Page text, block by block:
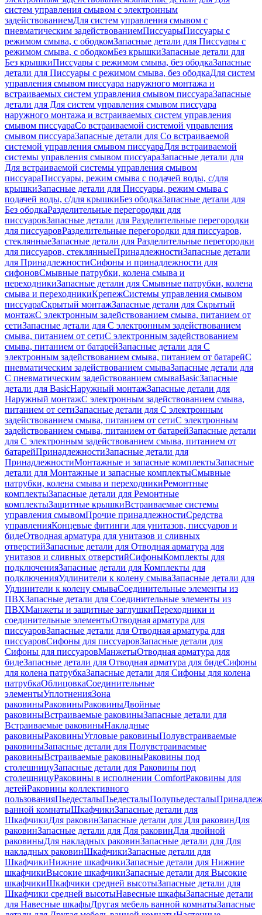
систем управления смывом с электронным
задействованиемДля систем управления смывом с
пневматическим задействованиемПиссуарыПиссуары с
режимом смыва, с ободкомЗапасные детали для Писсуары с
режимом смыва, с ободкомБез крышкиЗапасные детали для
Без крышкиПиссуары с режимом смыва, без ободкаЗапасные
детали для Писсуары с режимом смыва, без ободкаДля систем
управления смывом писсуара наружного монтажа и
встраиваемых систем управления смывом писсуараЗапасные
детали для Для систем управления смывом писсуара
наружного монтажа и встраиваемых систем управления
смывом писсуараСо встраиваемой системой управления
смывом писсуараЗапасные детали для Со встраиваемой
системой управления смывом писсуараДля встраиваемой
системы управления смывом писсуараЗапасные детали для
Для встраиваемой системы управления смывом
писсуараПиссуары, режим смыва с подачей воды, с/для
крышкиЗапасные детали для Писсуары, режим смыва с
подачей воды, с/для крышкиБез ободкаЗапасные детали для
Без ободкаРазделительные перегородки для
писсуаровЗапасные детали для Разделительные перегородки
для писсуаровРазделительные перегородки для писсуаров,
стеклянныеЗапасные детали для Разделительные перегородки
для писсуаров, стеклянныеПринадлежностиЗапасные детали
для ПринадлежностиСифоны и принадлежности для
сифоновСмывные патрубки, колена смыва и
переходникиЗапасные детали для Смывные патрубки, колена
смыва и переходникиКрепежСистемы управления смывом
писсуараСкрытый монтажЗапасные детали для Скрытый
монтажС электронным задействованием смыва, питанием от
сетиЗапасные детали для С электронным задействованием
смыва, питанием от сетиС электронным задействованием
смыва, питанием от батарейЗапасные детали для С
электронным задействованием смыва, питанием от батарейС
пневматическим задействованием смываЗапасные детали для
С пневматическим задействованием смываBasicЗапасные
детали для BasicНаружный монтажЗапасные детали для
Наружный монтажС электронным задействованием смыва,
питанием от сетиЗапасные детали для С электронным
задействованием смыва, питанием от сетиС электронным
задействованием смыва, питанием от батарейЗапасные детали
для С электронным задействованием смыва, питанием от
батарейПринадлежностиЗапасные детали для
ПринадлежностиМонтажные и запасные комплектыЗапасные
детали для Монтажные и запасные комплектыСмывные
патрубки, колена смыва и переходникиРемонтные
комплектыЗапасные детали для Ремонтные
комплектыЗащитные крышкиВстраиваемые системы
управления смывомПрочие принадлежностиСредства
управленияКонцевые фитинги для унитазов, писсуаров и
бидеОтводная арматура для унитазов и сливных
отверстийЗапасные детали для Отводная арматура для
унитазов и сливных отверстийСифоныКомплекты для
подключенияЗапасные детали для Комплекты для
подключенияУдлинители к колену смываЗапасные детали для
Удлинители к колену смываСоединительные элементы из
ПВХЗапасные детали для Соединительные элементы из
ПВХМанжеты и защитные заглушкиПереходники и
соединительные элементыОтводная арматура для
писсуаровЗапасные детали для Отводная арматура для
писсуаровCифоны для писсуаровЗапасные детали для
Cифоны для писсуаровМанжетыОтводная арматура для
бидеЗапасные детали для Отводная арматура для бидеСифоны
для колена патрубкаЗапасные детали для Сифоны для колена
патрубкаОблицовкаСоединительные
элементыУплотненияЗона
раковиныРаковиныРаковиныДвойные
раковиныВстраиваемые раковиныЗапасные детали для
Встраиваемые раковиныНакладные
раковиныРаковиныУгловые раковиныПолувстраиваемые
раковиныЗапасные детали для Полувстраиваемые
раковиныВстраиваемые раковиныРаковины под
столешницуЗапасные детали для Раковины под
столешницуРаковины в исполнении ComfortPаковины для
детейРаковины коллективного
пользованияПьедесталыПьедесталыПолупьедесталы
ванной комнатыШкафчикиЗапасные детали для
ШкафчикиДля раковинЗапасные детали для Для раковинДля
раковинЗапасные детали для Для раковинДля двойной
раковиныДля накладных pаковинЗапасные детали для Для
накладных pаковинШкафчикиЗапасные детали для
ШкафчикиНижние шкафчикиЗапасные детали для Нижние
шкафчикиВысокие шкафчикиЗапасные детали для Высокие
шкафчикиШкафчики средней высотыЗапасные детали для
Шкафчики средней высотыНавесные шкафыЗапасные детали
для Навесные шкафыДругая мебель ванной комнатыЗапасные